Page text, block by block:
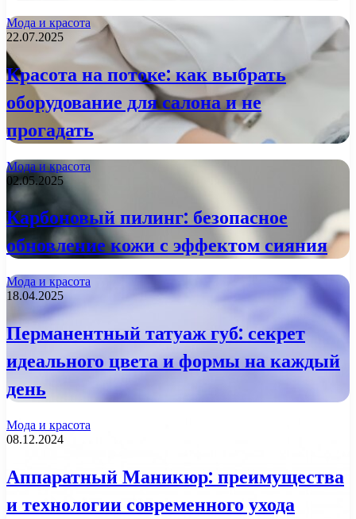
Мода и красота
22.07.2025
Красота на потоке: как выбрать
оборудование для салона и не
прогадать
Мода и красота
02.05.2025
Карбоновый пилинг: безопасное
обновление кожи с эффектом сияния
Мода и красота
18.04.2025
Перманентный татуаж губ: секрет
идеального цвета и формы на каждый
день
Мода и красота
08.12.2024
Аппаратный Маникюр: преимущества
и технологии современного ухода